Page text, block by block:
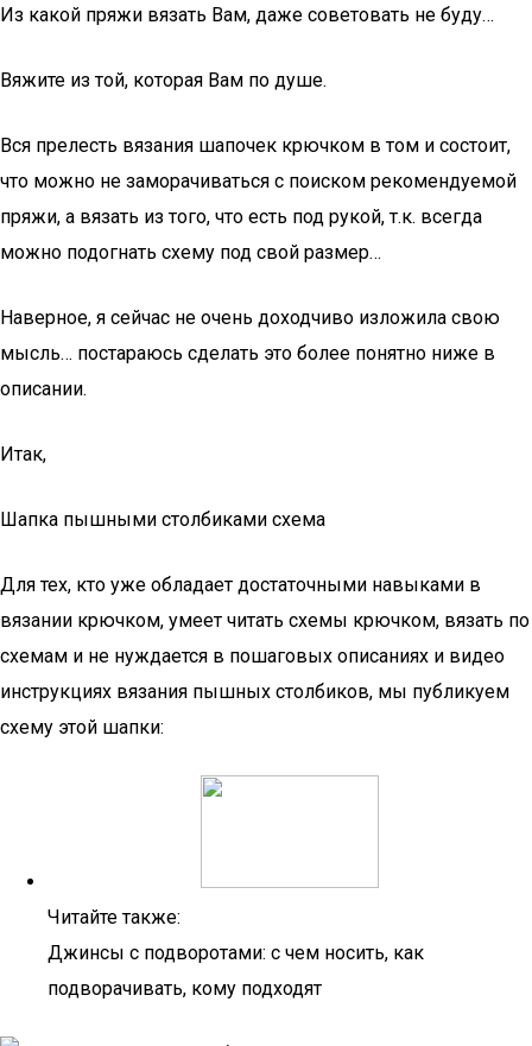
Из какой пряжи вязать Вам, даже советовать не буду…
Вяжите из той, которая Вам по душе.
Вся прелесть вязания шапочек крючком в том и состоит,
что можно не заморачиваться с поиском рекомендуемой
пряжи, а вязать из того, что есть под рукой, т.к. всегда
можно подогнать схему под свой размер…
Наверное, я сейчас не очень доходчиво изложила свою
мысль… постараюсь сделать это более понятно ниже в
описании.
Итак,
Шапка пышными столбиками схема
Для тех, кто уже обладает достаточными навыками в
вязании крючком, умеет читать схемы крючком, вязать по
схемам и не нуждается в пошаговых описаниях и видео
инструкциях вязания пышных столбиков, мы публикуем
схему этой шапки:
Читайте также:
Джинсы с подворотами: с чем носить, как
подворачивать, кому подходят